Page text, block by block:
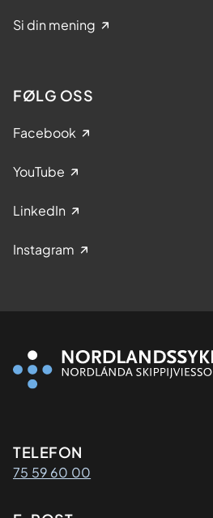
Si din mening
FØLG OSS
Facebook
YouTube
LinkedIn
Instagram
Kontaktinformasjon
TELEFON
75 59 60 00